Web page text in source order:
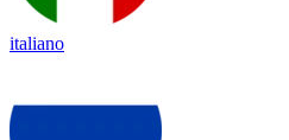
italiano